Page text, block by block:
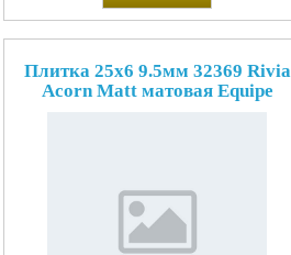
Плитка 25x6 9.5мм 32369 Rivia
Acorn Matt матовая Equipe